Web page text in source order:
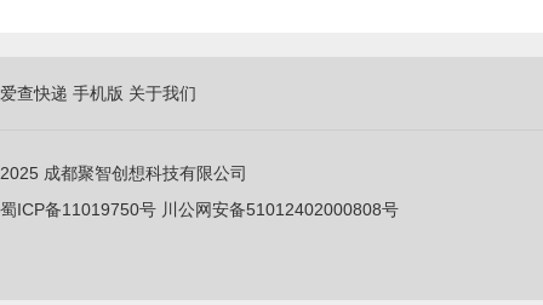
爱查快递 手机版 关于我们
2025 成都聚智创想科技有限公司
蜀ICP备11019750号 川公网安备51012402000808号